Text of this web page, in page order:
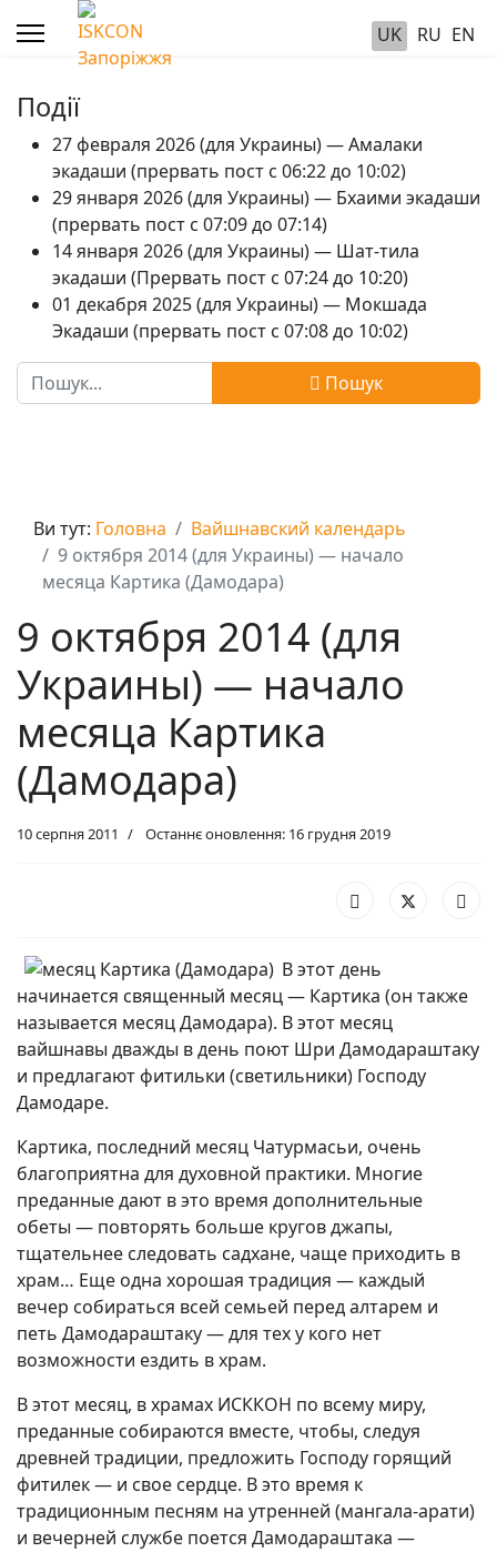
UK RU EN
Події
27 февраля 2026 (для Украины) — Амалаки
экадаши (прервать пост с 06:22 до 10:02)
29 января 2026 (для Украины) — Бхаими экадаши
(прервать пост с 07:09 до 07:14)
14 января 2026 (для Украины) — Шат-тила
экадаши (Прервать пост с 07:24 до 10:20)
01 декабря 2025 (для Украины) — Мокшада
Экадаши (прервать пост с 07:08 до 10:02)
Пошук
Пошук
Ви тут: Головна
Вайшнавский календарь
9 октября 2014 (для Украины) — начало
месяца Картика (Дамодара)
9 октября 2014 (для
Украины) — начало
месяца Картика
(Дамодара)
10 серпня 2011 Останнє оновлення: 16 грудня 2019
В этот день
начинается священный месяц — Картика (он также
называется месяц Дамодара). В этот месяц
вайшнавы дважды в день поют Шри Дамодараштаку
и предлагают фитильки (светильники) Господу
Дамодаре.
Картика, последний месяц Чатурмасьи, очень
благоприятна для духовной практики. Многие
преданные дают в это время дополнительные
обеты — повторять больше кругов джапы,
тщательнее следовать садхане, чаще приходить в
храм… Еще одна хорошая традиция — каждый
вечер собираться всей семьей перед алтарем и
петь Дамодараштаку — для тех у кого нет
возможности ездить в храм.
В этот месяц, в храмах ИСККОН по всему миру,
преданные собираются вместе, чтобы, следуя
древней традиции, предложить Господу горящий
фитилек — и свое сердце. В это время к
традиционным песням на утренней (мангала-арати)
и вечерней службе поется Дамодараштака —